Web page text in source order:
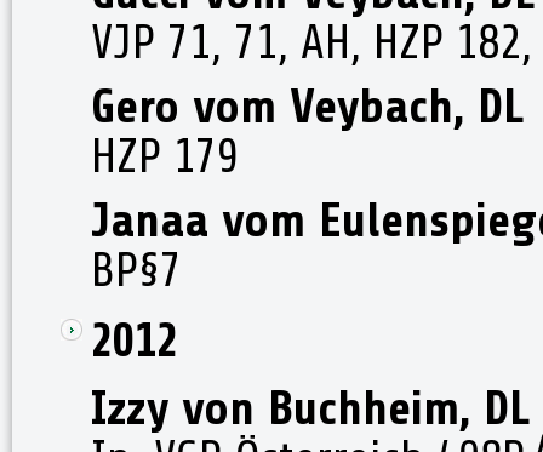
VJP 71, 71, AH, HZP
Gero vom Veybach, DL
HZP 179
Janaa vom
BP§7
2012
Izzy von Buchheim, DL